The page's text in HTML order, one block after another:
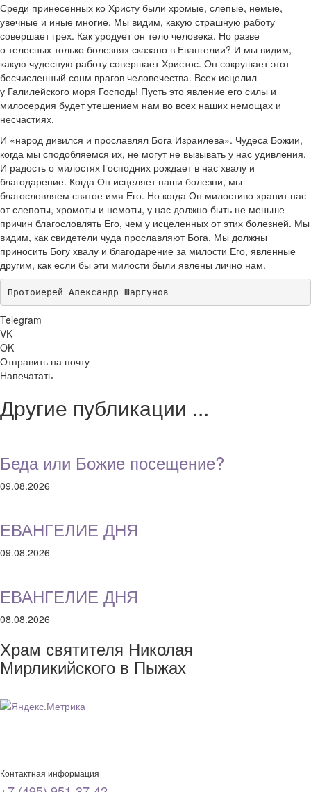
Среди принесенных ко Христу были хромые, слепые, немые,
увечные и иные многие. Мы видим, какую страшную работу
совершает грех. Как уродует он тело человека. Но разве
о телесных только болезнях сказано в Евангелии? И мы видим,
какую чудесную работу совершает Христос. Он сокрушает этот
бесчисленный сонм врагов человечества. Всех исцелил
у Галилейского моря Господь! Пусть это явление его силы и
милосердия будет утешением нам во всех наших немощах и
несчастиях.
И «народ дивился и прославлял Бога Израилева». Чудеса Божии,
когда мы сподобляемся их, не могут не вызывать у нас удивления.
И радость о милостях Господних рождает в нас хвалу и
благодарение. Когда Он исцеляет наши болезни, мы
благословляем святое имя Его. Но когда Он милостиво хранит нас
от слепоты, хромоты и немоты, у нас должно быть не меньше
причин благословлять Его, чем у исцеленных от этих болезней. Мы
видим, как свидетели чуда прославляют Бога. Мы должны
приносить Богу хвалу и благодарение за милости Его, явленные
другим, как если бы эти милости были явлены лично нам.
Протоиерей Александр Шаргунов
Telegram
VK
OK
Отправить на почту
Напечатать
Другие публикации ...
Беда или Божие посещение?
09.08.2026
ЕВАНГЕЛИЕ ДНЯ
09.08.2026
ЕВАНГЕЛИЕ ДНЯ
08.08.2026
Храм святителя Николая
Мирликийского в Пыжах
Контактная информация